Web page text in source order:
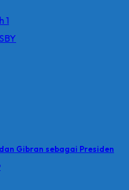
1
Gibran sebagai Presiden